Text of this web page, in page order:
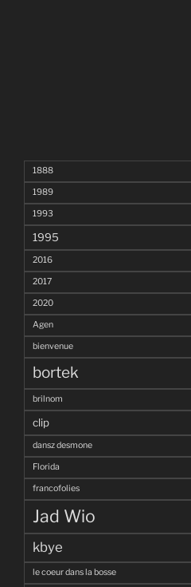
1888
1989
1993
1995
2016
2017
2020
Agen
bienvenue
bortek
brilnom
clip
dansz desmone
Florida
francofolies
Jad Wio
kbye
le coeur dans la bosse